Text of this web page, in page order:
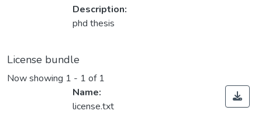
Description:
phd thesis
License bundle
Now showing 1 - 1 of 1
Name:
license.txt